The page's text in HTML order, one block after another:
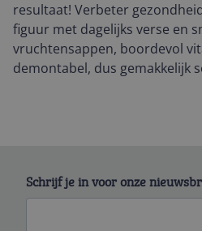
resultaat! Verbeter
figuur met dagelijks verse en
vruchtensappen, boordevol
demontabel, dus gemakkelijk
Schrijf je in voor onze